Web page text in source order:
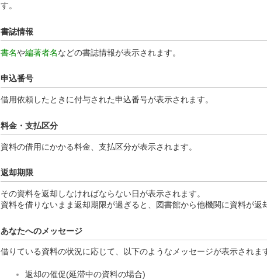
す。
書誌情報
書名や編著者名などの書誌情報が表示されます。
申込番号
借用依頼したときに付与された申込番号が表示されます。
料金・支払区分
資料の借用にかかる料金、支払区分が表示されます。
返却期限
その資料を返却しなければならない日が表示されます。
資料を借りないまま返却期限が過ぎると、図書館から他機関に資料が返
あなたへのメッセージ
借りている資料の状況に応じて、以下のようなメッセージが表示されま
返却の催促(延滞中の資料の場合)